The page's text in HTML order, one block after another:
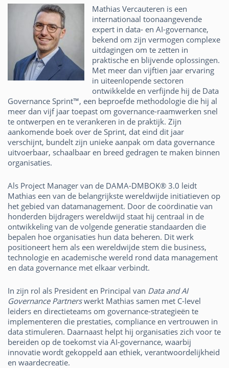
Mathias Vercauteren is een
internationaal toonaangevende
expert in data- en AI-governance,
bekend om zijn vermogen complexe
uitdagingen om te zetten in
praktische en blijvende oplossingen.
Met meer dan vijftien jaar ervaring
in uiteenlopende sectoren
ontwikkelde en verfijnde hij de Data
Governance Sprint™, een beproefde methodologie die hij al
meer dan vijf jaar toepast om governance-raamwerken snel
te ontwerpen en te verankeren in de praktijk. Zijn
aankomende boek over de Sprint, dat eind dit jaar
verschijnt, bundelt zijn unieke aanpak om data governance
uitvoerbaar, schaalbaar en breed gedragen te maken binnen
organisaties.
Als Project Manager van de DAMA-DMBOK® 3.0 leidt
Mathias een van de belangrijkste wereldwijde initiatieven op
het gebied van datamanagement. Door de coördinatie van
honderden bijdragers wereldwijd staat hij centraal in de
ontwikkeling van de volgende generatie standaarden die
bepalen hoe organisaties hun data beheren. Dit werk
positioneert hem als een wereldwijde stem die business,
technologie en academische wereld rond data management
en data governance met elkaar verbindt.
In zijn rol als President en Principal van Data and AI
Governance Partnerswerkt Mathias samen met C-level
leiders en directieteams om governance­-strategieën te
implementeren die prestaties, compliance en vertrouwen in
data stimuleren. Daarnaast helpt hij organisaties zich voor te
bereiden op de toekomst via AI-governance, waarbij
innovatie wordt gekoppeld aan ethiek, verantwoordelijkheid
en waardecreatie.